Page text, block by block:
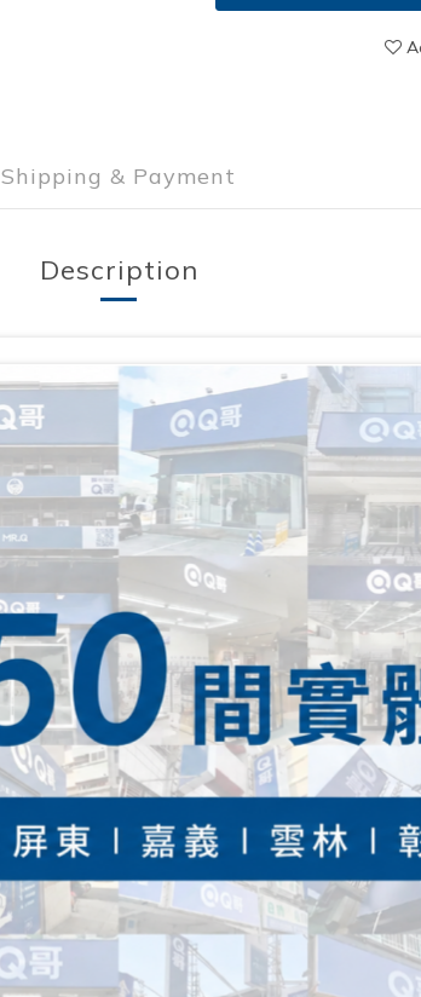
Shipping & Payment
Description